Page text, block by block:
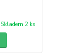
Skladem 2 ks